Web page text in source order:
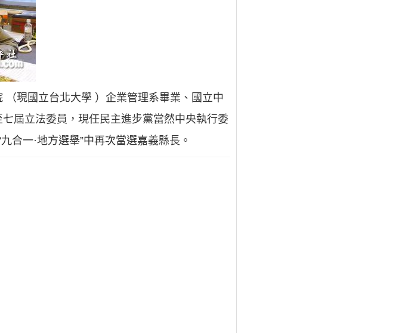
現國立台北大學 ）企業管理系畢業、國立中
屆立法委員，現任民主進步黨當然中央執行委
合一·地方選舉”中再次當選嘉義縣長。